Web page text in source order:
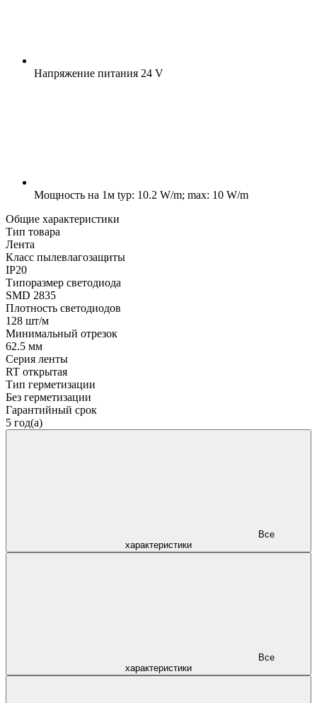
Напряжение питания 24 V
Мощность на 1м typ: 10.2 W/m; max: 10 W/m
Общие характеристики
Тип товара
Лента
Класс пылевлагозащиты
IP20
Типоразмер светодиода
SMD 2835
Плотность светодиодов
128 шт/м
Минимальный отрезок
62.5 мм
Серия ленты
RT открытая
Тип герметизации
Без герметизации
Гарантийный срок
5 год(а)
характеристики
характеристики